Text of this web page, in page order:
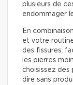
plusieurs de
endommager
En
et votre
des fissures,
les pierres
choisissez des
dire sans